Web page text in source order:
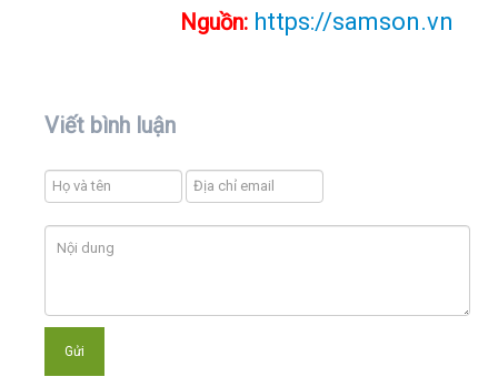
Nguồn: https://samson.vn
Viết bình luận